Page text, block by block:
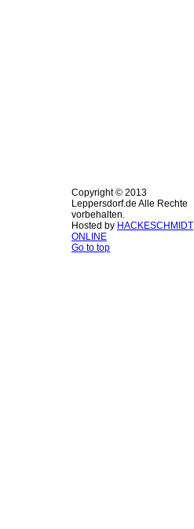
Copyright © 2013
Leppersdorf.de Alle Rechte
vorbehalten.
Hosted by HACKESCHMIDT
ONLINE
Go to top